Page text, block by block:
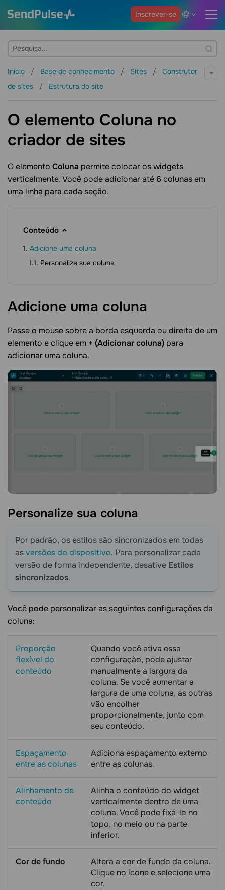
Inscrever-se
Início Base de conhecimento Sites
Construtor
de sites
Estrutura do site
O elemento Coluna no
criador de sites
O elemento Coluna permite colocar os widgets
verticalmente. Você pode adicionar até 6 colunas em
uma linha para cada seção.
Conteúdo
Adicione uma coluna
Personalize sua coluna
Adicione uma coluna
Passe o mouse sobre a borda esquerda ou direita de um
elemento e clique em + (Adicionar coluna) para
adicionar uma coluna.
Personalize sua coluna
Por padrão, os estilos são sincronizados em todas
asversões do dispositivo. Para personalizar cada
versão de forma independente, desative Estilos
sincronizados.
Você pode personalizar as seguintes configurações da
coluna:
Proporção
flexível do
conteúdo
Quando você ativa essa
configuração, pode ajustar
manualmente a largura da
coluna. Se você aumentar a
largura de uma coluna, as outras
vão encolher
proporcionalmente, junto com
seu conteúdo.
Espaçamento
entre as colunas
Adiciona espaçamento externo
entre as colunas.
Alinhamento de
conteúdo
Alinha o conteúdo do widget
verticalmente dentro de uma
coluna. Você pode fixá-lo no
topo, no meio ou na parte
inferior.
Cor de fundo
Altera a cor de fundo da coluna.
Clique no ícone e selecione uma
cor.